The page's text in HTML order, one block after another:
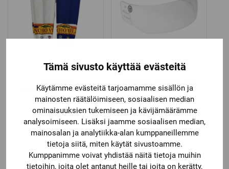
Tämä sivusto käyttää evästeitä
Käytämme evästeitä tarjoamamme sisällön ja
mainosten räätälöimiseen, sosiaalisen median
ominaisuuksien tukemiseen ja kävijämäärämme
analysoimiseen. Lisäksi jaamme sosiaalisen median,
mainosalan ja analytiikka-alan kumppaneillemme
tietoja siitä, miten käytät sivustoamme.
Kumppanimme voivat yhdistää näitä tietoja muihin
tietoihin, joita olet antanut heille tai joita on kerätty,
Warrior
SÄÄRISUOJASUKKA
TAPPARA
Katso kaikki vaihtoehdot
33,50€
Warrior
PROLINE
69,90€